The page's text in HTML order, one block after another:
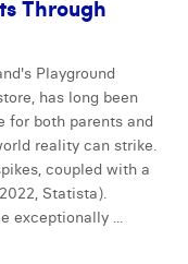
Through
Playground
has long been
for both parents and
reality can strike.
coupled with a
Statista).
exceptionally ...